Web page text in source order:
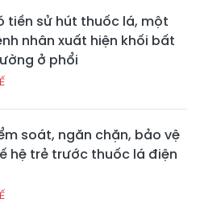
tiền sử hút thuốc lá, một
nhân xuất hiện khối bất
ở phổi
soát, ngăn chặn, bảo vệ
hệ trẻ trước thuốc lá điện